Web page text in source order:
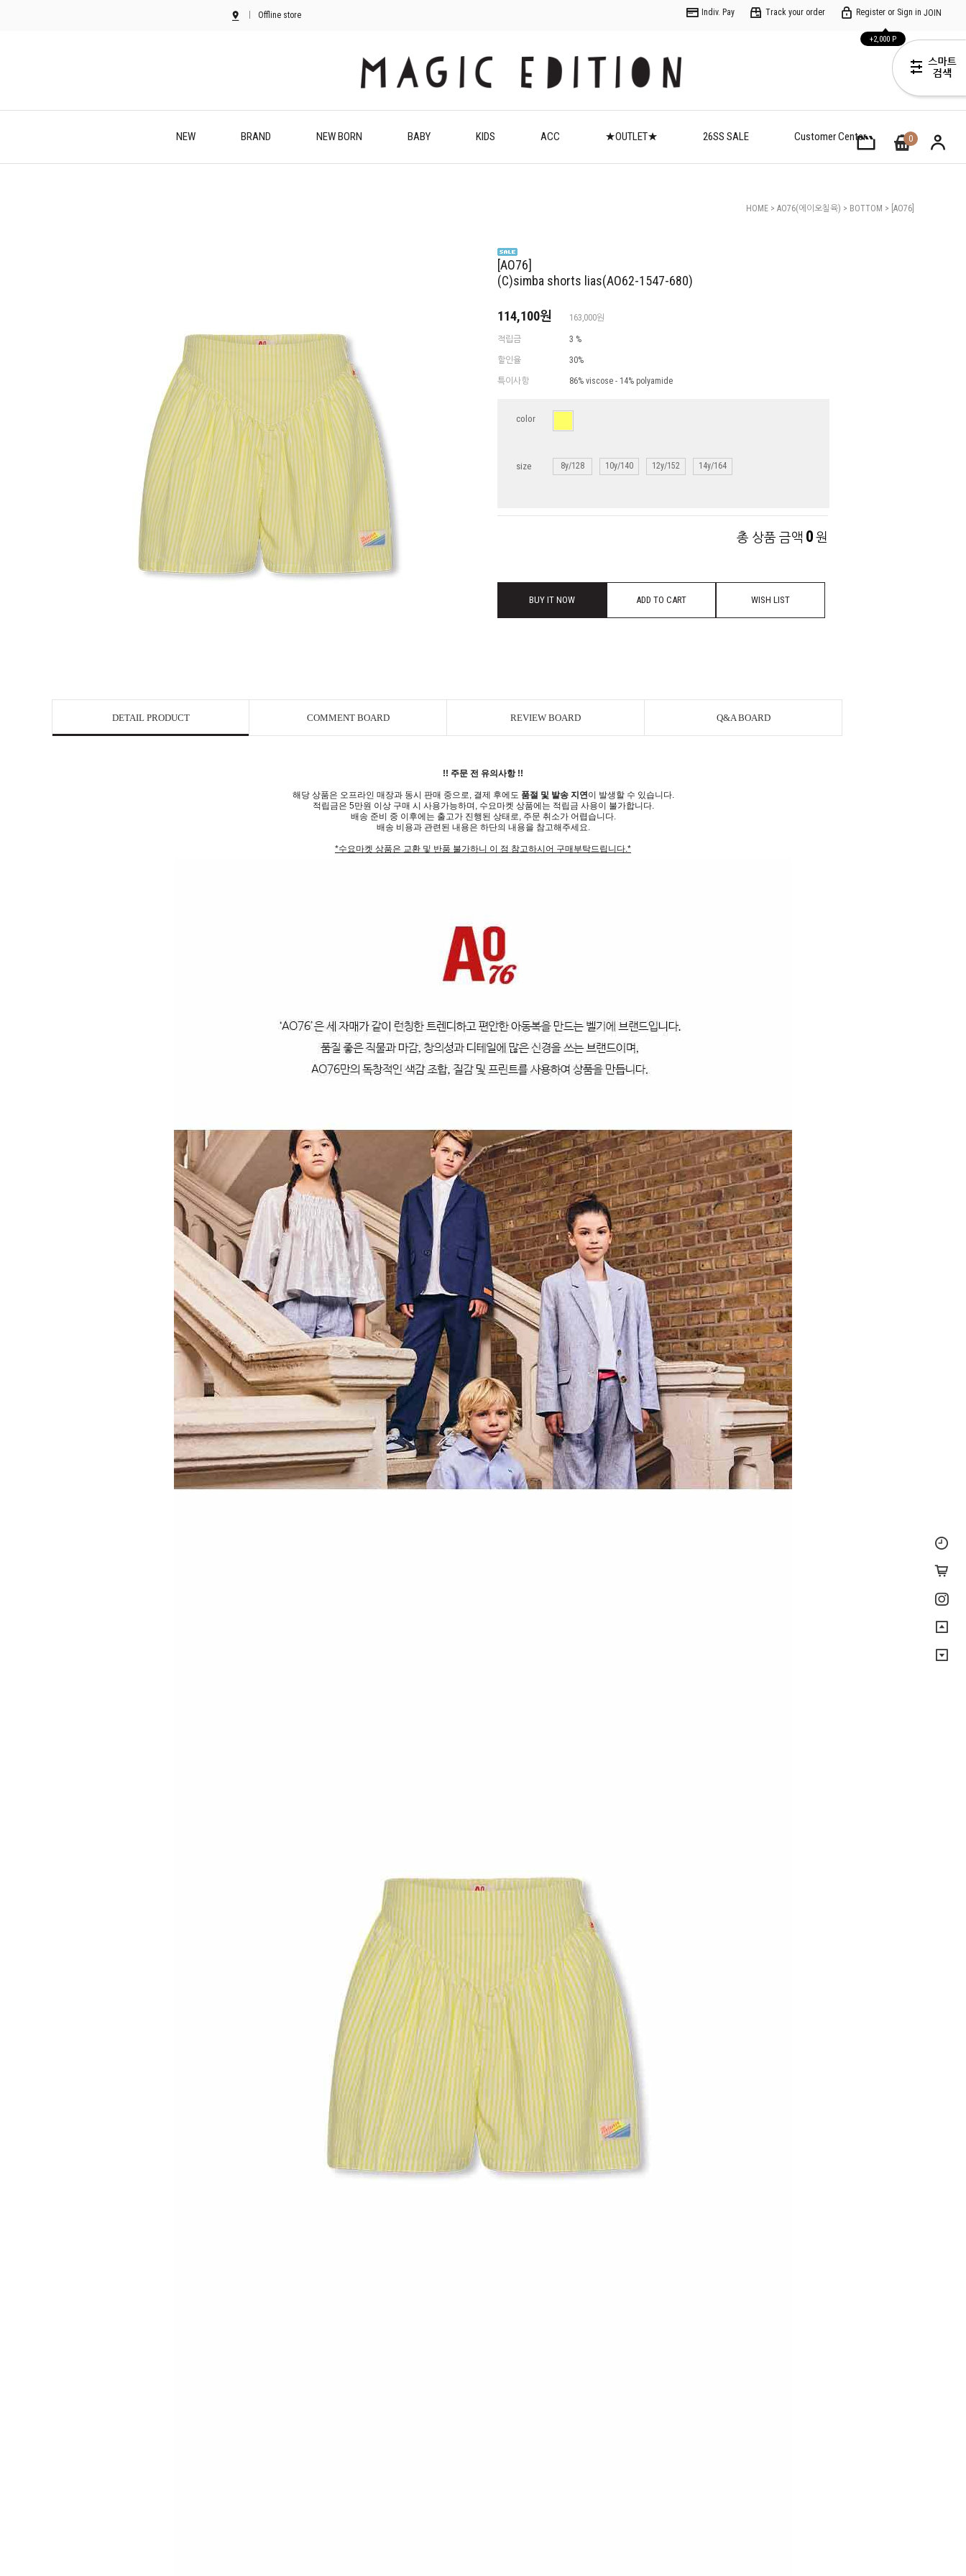
Offline store Indiv. Pay Track your order Register or Sign in JOIN
+2,000 P
NEW BRAND NEW BORN BABY KIDS ACC ★OUTLET★ 26SS SALE Customer Center 0
HOME > AO76(에이오칠육) > BOTTOM > [AO76]
[AO76]
(C)simba shorts lias(AO62-1547-680)
114,100원 163,000원
적립금 3 %
할인율 30%
특이사항 86% viscose - 14% polyamide
color
size 8y/128 10y/140 12y/152 14y/164
총 상품 금액 0원
BUY IT NOW ADD TO CART WISH LIST
DETAIL PRODUCT COMMENT BOARD REVIEW BOARD Q&A BOARD
!! 주문 전 유의사항 !!
해당 상품은 오프라인 매장과 동시 판매 중으로, 결제 후에도 품절 및 발송 지연이 발생할 수 있습니다.
적립금은 5만원 이상 구매 시 사용가능하며, 수요마켓 상품에는 적립금 사용이 불가합니다.
배송 준비 중 이후에는 출고가 진행된 상태로, 주문 취소가 어렵습니다.
배송 비용과 관련된 내용은 하단의 내용을 참고해주세요.
*수요마켓 상품은 교환 및 반품 불가하니 이 점 참고하시어 구매부탁드립니다.*